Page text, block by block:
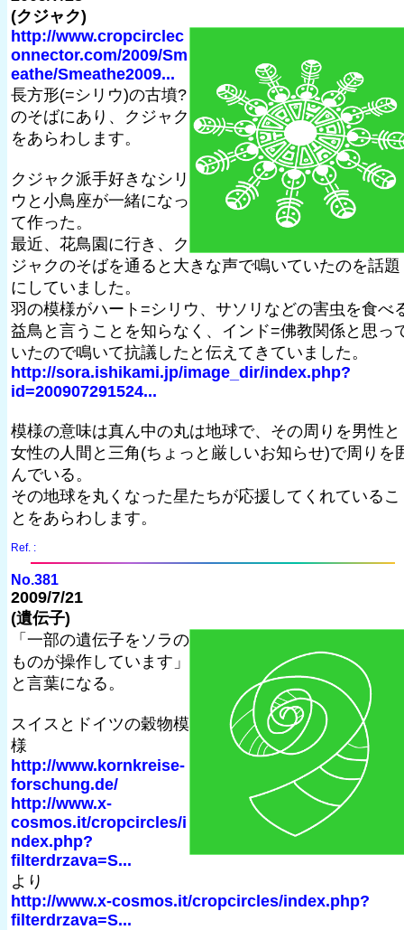
(クジャク)
http://www.cropcirclec
onnector.com/2009/Sm
eathe/Smeathe2009...
長方形(=シリウ)の古墳?
のそばにあり、クジャク
をあらわします。
クジャク派手好きなシリ
ウと小鳥座が一緒になっ
て作った。
最近、花鳥園に行き、ク
ジャクのそばを通ると大きな声で鳴いていたのを話題
にしていました。
羽の模様がハート=シリウ、サソリなどの害虫を食べ
益鳥と言うことを知らなく、インド=佛教関係と思っ
いたので鳴いて抗議したと伝えてきていました。
http://sora.ishikami.jp/image_dir/index.php?
id=200907291524...
模様の意味は真ん中の丸は地球で、その周りを男性と
女性の人間と三角(ちょっと厳しいお知らせ)で周りを
んでいる。
その地球を丸くなった星たちが応援してくれているこ
とをあらわします。
Ref. :
No.381
2009/7/21
(遺伝子)
「一部の遺伝子をソラの
ものが操作しています」
と言葉になる。
スイスとドイツの穀物模
様
http://www.kornkreise-
forschung.de/
http://www.x-
cosmos.it/cropcircles/i
ndex.php?
filterdrzava=S...
より
http://www.x-cosmos.it/cropcircles/index.php?
filterdrzava=S...